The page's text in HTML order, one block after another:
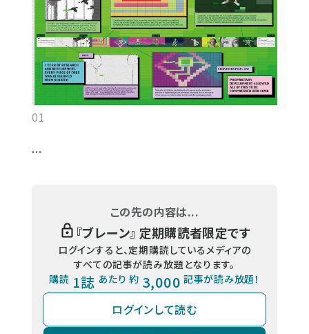
01
...
この先の内容は...
『ブレーン』 定期購読者限定です
ログインすると、定期購読しているメディアの
すべての記事が読み放題となります。
購読 1誌 あたり 約 3,000 記事が読み放題！
ログインして読む